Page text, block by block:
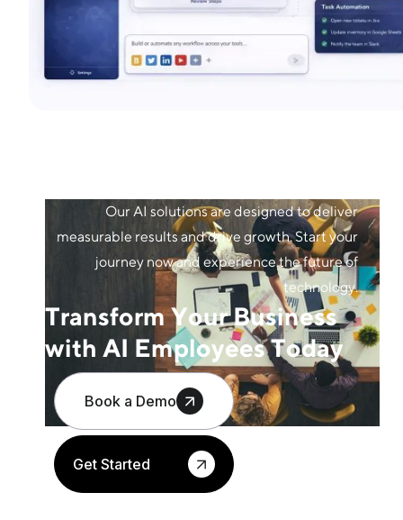
Our AI solutions are designed to deliver
measurable results and drive growth. Start your
journey now and experience the future of
technology.
Transform Your Business
with AI Employees Today
Book a Demo
Get Started